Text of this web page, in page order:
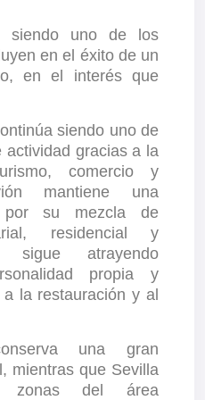
siendo uno de los
en el éxito de un
en el interés que
siendo uno de
actividad gracias a la
comercio y
mantiene una
por su mezcla de
residencial y
sigue atrayendo
propia y
la restauración y al
una gran
mientras que Sevilla
zonas del área